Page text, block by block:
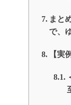
まと
で、
【実